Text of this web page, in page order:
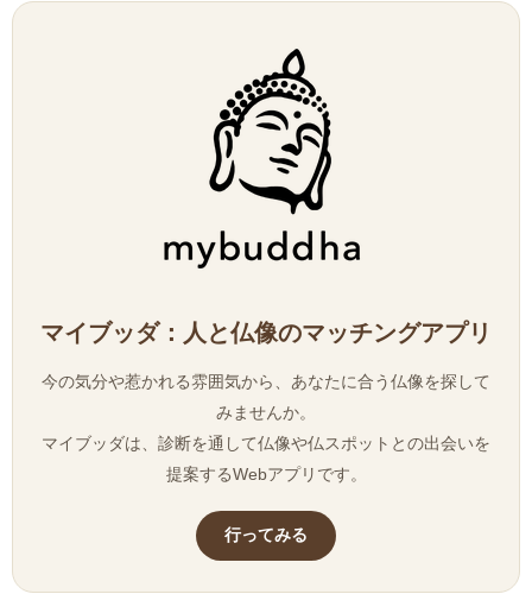
マイブッダ：人と仏像のマッチングアプリ
今の気分や惹かれる雰囲気から、あなたに合う仏像を探して
みませんか。
マイブッダは、診断を通して仏像や仏スポットとの出会いを
提案するWebアプリです。
行ってみる